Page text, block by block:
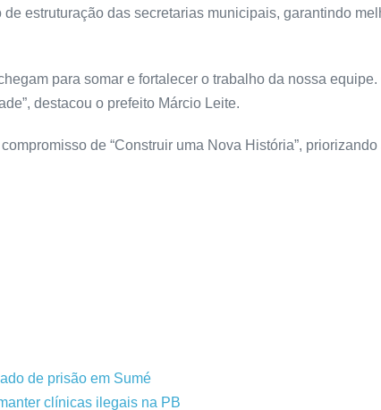
estruturação das secretarias municipais, garantindo
para somar e fortalecer o trabalho da nossa
destacou o prefeito Márcio Leite.
de “Construir uma Nova História”,
de prisão em Sumé
clínicas ilegais na PB